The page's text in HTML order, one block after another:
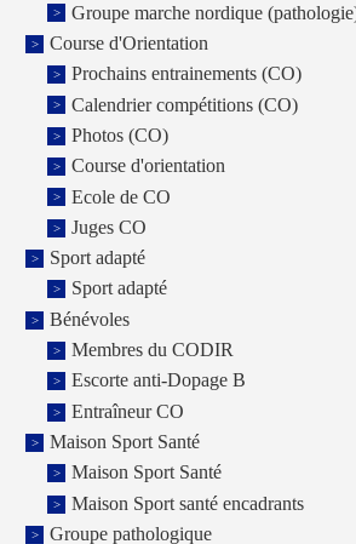
Groupe marche nordique
Course d'Orientation
Prochains entrainements (CO)
Calendrier compétitions (CO)
Photos (CO)
Course d'orientation
Ecole de CO
Juges CO
Sport adapté
Sport adapté
Bénévoles
Membres du CODIR
Escorte anti-Dopage B
Entraîneur CO
Maison Sport Santé
Maison Sport Santé
Maison Sport santé encadrants
Groupe pathologique